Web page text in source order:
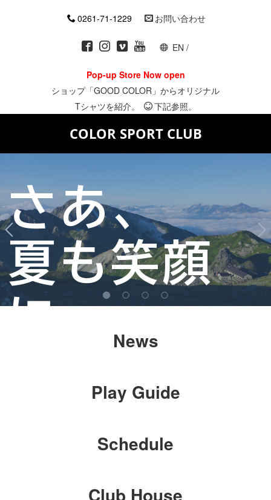
0261-71-1229 お問い合わせ
EN /
Pop-up Store Now open
ショップ「GOOD COLOR」からオリジナル
Tシャツを紹介。
下記参照。
COLOR SPORT CLUB
さあ、
夏も笑顔
に
楽しく過ご
そう！
Pop-up Store Now open
News
Play Guide
Schedule
Club House